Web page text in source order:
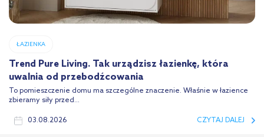
ŁAZIENKA
Trend Pure Living. Tak urządzisz łazienkę, która
uwalnia od przebodźcowania
To pomieszczenie domu ma szczególne znaczenie. Właśnie w łazience
zbieramy siły przed...
03.08.2026 CZYTAJ DALEJ